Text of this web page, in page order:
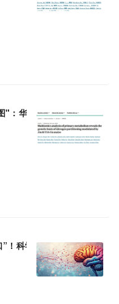
：华中农业大学严建兵团队
！科学家发现，使用GLP